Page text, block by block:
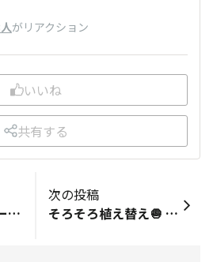
がリアクション
いいね
共有する
マスターガーデナーにやっと昇進！ ピックをいただくまでは...✊✊
次の投稿
そろそろ植え替え🧅 予定の太さ近くになってきたので、仮植えしてた、あまたま🧅の植え替えをしないとね✌️ 今日、予定してたけど、午後から仕事になってしまったので、週末にやりますよ～👍 気になる事はあるけど、どうにかしてみます💦💦